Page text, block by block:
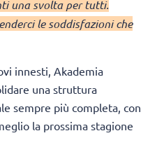
una svolta per tutti.
le soddisfazioni che
innesti, Akademia
una struttura
sempre più completa, con
la prossima stagione